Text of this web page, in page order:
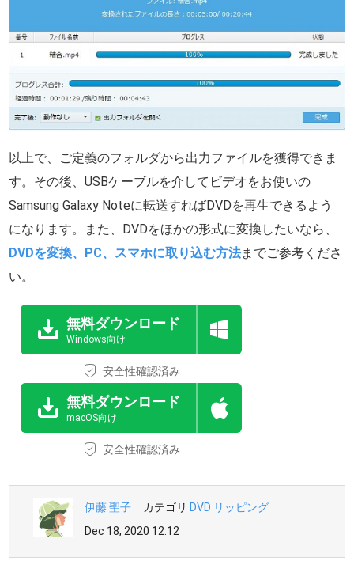
以上で、ご定義のフォルダから出力ファイルを獲得できま
す。その後、USBケーブルを介してビデオをお使いの
Samsung Galaxy Noteに転送すればDVDを再生できるよう
になります。また、DVDをほかの形式に変換したいなら、
DVDを変換、PC、スマホに取り込む方法までご参考くださ
い。
無料ダウンロード
Windows向け
安全性確認済み
無料ダウンロード
macOS向け
安全性確認済み
伊藤 聖子 カテゴリ DVD リッピング
Dec 18, 2020 12:12